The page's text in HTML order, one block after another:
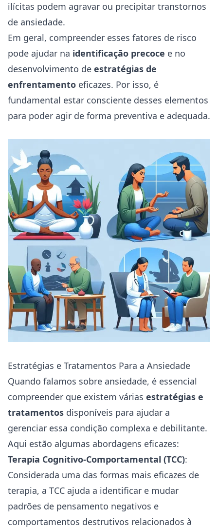
ilícitas podem agravar ou precipitar transtornos
de ansiedade.
Em geral, compreender esses fatores de risco
pode ajudar na identificação precoce e no
desenvolvimento de estratégias de
enfrentamento eficazes. Por isso, é
fundamental estar consciente desses elementos
para poder agir de forma preventiva e adequada.
Estratégias e Tratamentos Para a Ansiedade
Quando falamos sobre ansiedade, é essencial
compreender que existem várias estratégias e
tratamentos disponíveis para ajudar a
gerenciar essa condição complexa e debilitante.
Aqui estão algumas abordagens eficazes:
Terapia Cognitivo-Comportamental (TCC):
Considerada uma das formas mais eficazes de
terapia, a TCC ajuda a identificar e mudar
padrões de pensamento negativos e
comportamentos destrutivos relacionados à